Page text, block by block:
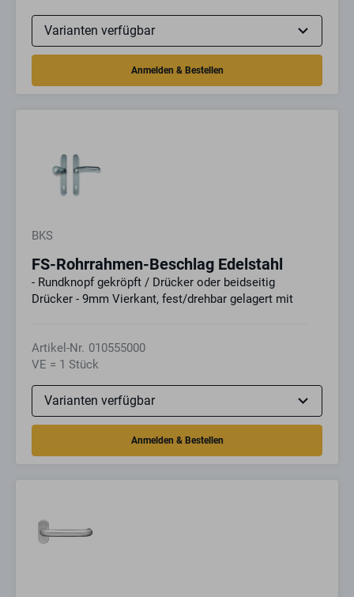
BKS
FS-Rohrrahmen-Beschlag Edelstahl
- Rundknopf gekröpft / Drücker oder beidseitig
Drücker - 9mm Vierkant, fest/drehbar gelagert mit
Artikel-Nr. 010555000
VE = 1 Stück